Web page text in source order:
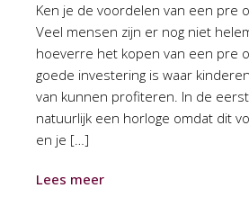
Ken je de voordelen van een pre
Veel mensen zijn er nog niet
hoeverre het kopen van een pre
goede investering is waar
van kunnen profiteren. In de
natuurlijk een horloge omdat dit
en je […]
Lees meer